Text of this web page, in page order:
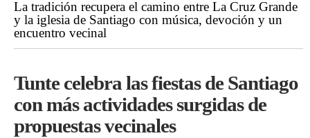
La tradición recupera el camino entre La Cruz Grande
y la iglesia de Santiago con música, devoción y un
encuentro vecinal
Tunte celebra las fiestas de Santiago
con más actividades surgidas de
propuestas vecinales